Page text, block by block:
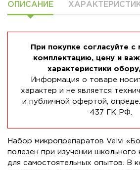
ОПИСАНИЕ
При покупке согласуйте
комплектацию, цену и
характеристики
Информация о товаре
характер и не является
и публичной офертой,
437 ГК РФ.
Набор микропрепаратов Velvi
полезен при изучении школьного
для самостоятельных опытов. В